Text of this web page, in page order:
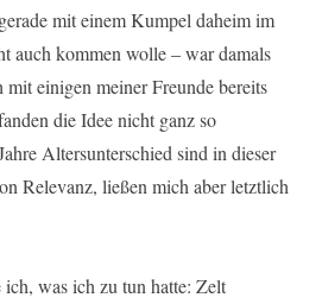
mit einem Kumpel daheim im
auch kommen wolle – war damals
mit einigen meiner Freunde bereits
die Idee nicht ganz so
Altersunterschied sind in dieser
Relevanz, ließen mich aber letztlich
was ich zu tun hatte: Zelt